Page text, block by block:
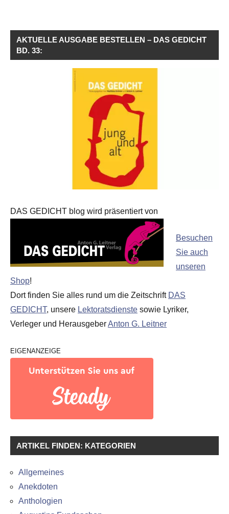
AKTUELLE AUSGABE BESTELLEN – DAS GEDICHT
BD. 33:
DAS GEDICHT blog wird präsentiert von
Besuchen
Sie auch
unseren
Shop!
Dort finden Sie alles rund um die Zeitschrift DAS
GEDICHT, unsere Lektoratsdienste sowie Lyriker,
Verleger und HerausgeberAnton G. Leitner
EIGENANZEIGE
ARTIKEL FINDEN: KATEGORIEN
Allgemeines
Anekdoten
Anthologien